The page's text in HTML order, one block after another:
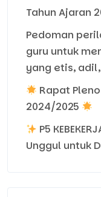
Tahun Ajaran
Pedoman
guru untuk
yang etis,
Rapat
2024/2025
P5
Unggul untuk